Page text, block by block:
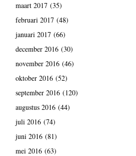
maart 2017(35)
februari 2017(48)
januari 2017(66)
december 2016(30)
november 2016(46)
oktober 2016(52)
september 2016(120)
augustus 2016(44)
juli 2016(74)
juni 2016(81)
mei 2016(63)